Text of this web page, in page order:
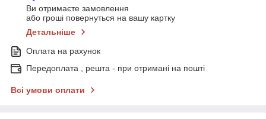
Ви отримаєте замовлення
або гроші повернуться на вашу картку
Детальніше
Оплата на рахунок
Передоплата , решта - при отримані на пошті
Всі умови оплати